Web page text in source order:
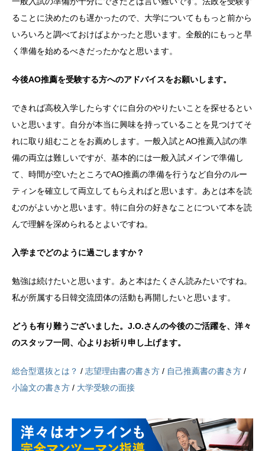
ることに決めたのも遅かったので、大学についてももっと前から
いろいろと調べておけばよかったと思います。全般的にもっと早
く準備を始めるべきだったかなと思います。
今後AO推薦を受験する方へのアドバイスをお願いします。
できれば高校入学したらすぐに自分のやりたいことを探せるとい
いと思います。自分が本当に興味を持っていることを見つけてそ
れに取り組むことをお薦めします。一般入試とAO推薦入試の準
備の両立は難しいですが、基本的には一般入試メインで準備し
て、時間が空いたところでAO推薦の準備を行うなど自分のルー
ティンを確立して両立してもらえればと思います。あとは本を読
むのがよいかと思います。特に自分の好きなことについて本を読
んで理解を深められるとよいですね。
入学までどのように過ごしますか？
勉強は続けたいと思います。あと本はたくさん読みたいですね。
私が所属する日韓交流団体の活動も再開したいと思います。
どうも有り難うございました。J.O.さんの今後のご活躍を、洋々
のスタッフ一同、心よりお祈り申し上げます。
総合型選抜とは？ / 志望理由書の書き方 / 自己推薦書の書き方 /
小論文の書き方 / 大学受験の面接